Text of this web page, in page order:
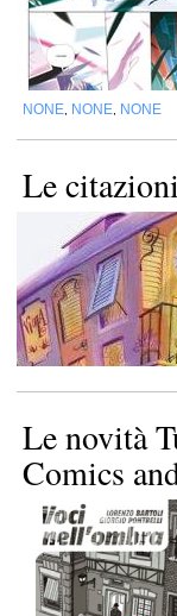
NONE NONE NONE
Le
Le novità
Comics